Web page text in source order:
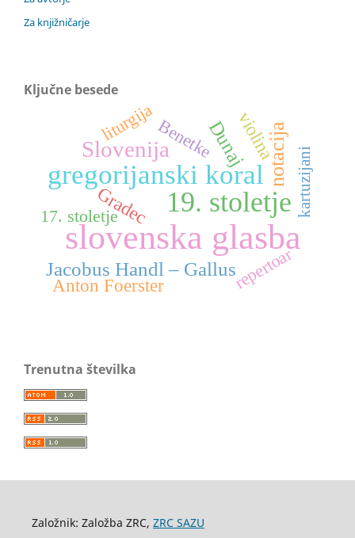
Za knjižničarje
Ključne besede
slovenska glasba
19. stoletje
gregorijanski koral
Slovenija notacija
Jacobus Handl – Gallus
Dunajviolina
Gradec
Anton Foerster
17. stoletje
repertoar
Benetke
liturgija
kartuzijani
Trenutna številka
Založnik: Založba ZRC, ZRC SAZU